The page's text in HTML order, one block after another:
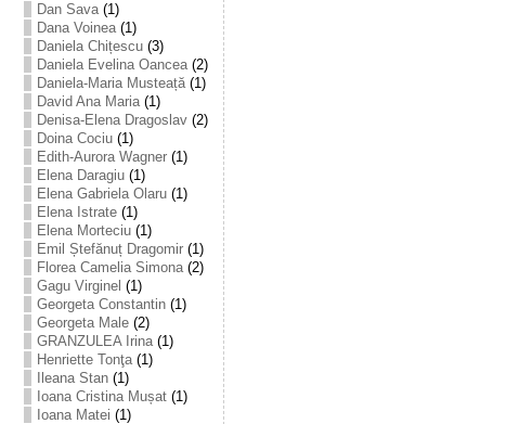
Dan Sava(1)
Dana Voinea(1)
Daniela Chițescu(3)
Daniela Evelina Oancea(2)
Daniela-Maria Musteață(1)
David Ana Maria(1)
Denisa-Elena Dragoslav(2)
Doina Cociu(1)
Edith-Aurora Wagner(1)
Elena Daragiu(1)
Elena Gabriela Olaru(1)
Elena Istrate(1)
Elena Morteciu(1)
Emil Ștefănuț Dragomir(1)
Florea Camelia Simona(2)
Gagu Virginel (1)
Georgeta Constantin(1)
Georgeta Male(2)
GRANZULEA Irina(1)
Henriette Tonţa(1)
Ileana Stan(1)
Ioana Cristina Mușat(1)
Ioana Matei (1)